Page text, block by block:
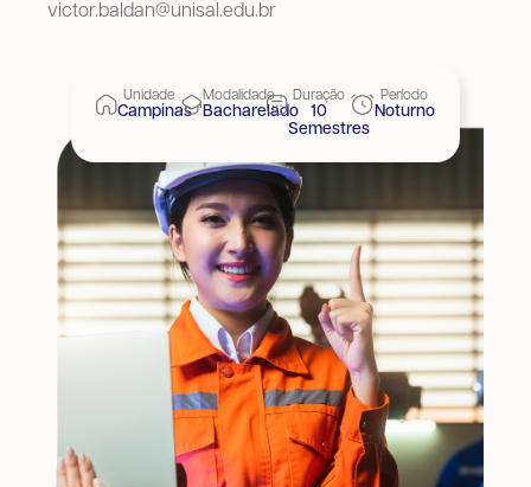
victor.baldan@unisal.edu.br
Unidade
Campinas
Modalidade
Bacharelado
Duração
10
Semestres
Período
Noturno